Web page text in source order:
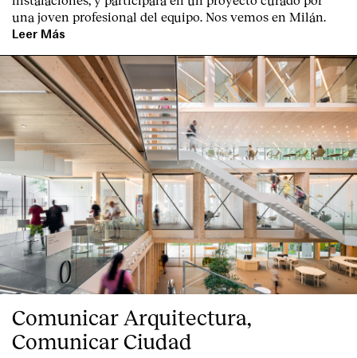
una joven profesional del equipo. Nos vemos en Milán.
Leer Más
Comunicar Arquitectura,
Comunicar Ciudad